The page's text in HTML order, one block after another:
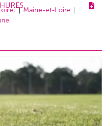
Maine-et-Loire